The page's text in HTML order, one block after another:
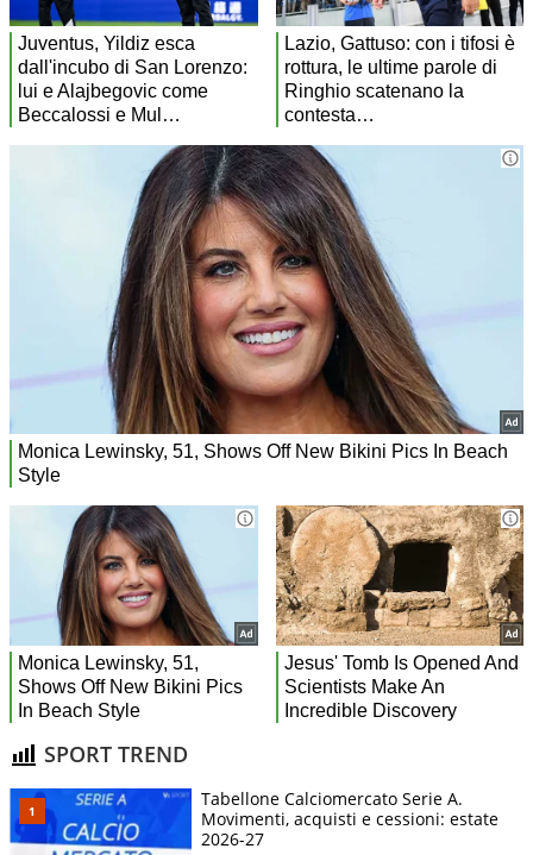
SPORT TREND
Tabellone Calciomercato Serie A.
Movimenti, acquisti e cessioni: estate
2026-27